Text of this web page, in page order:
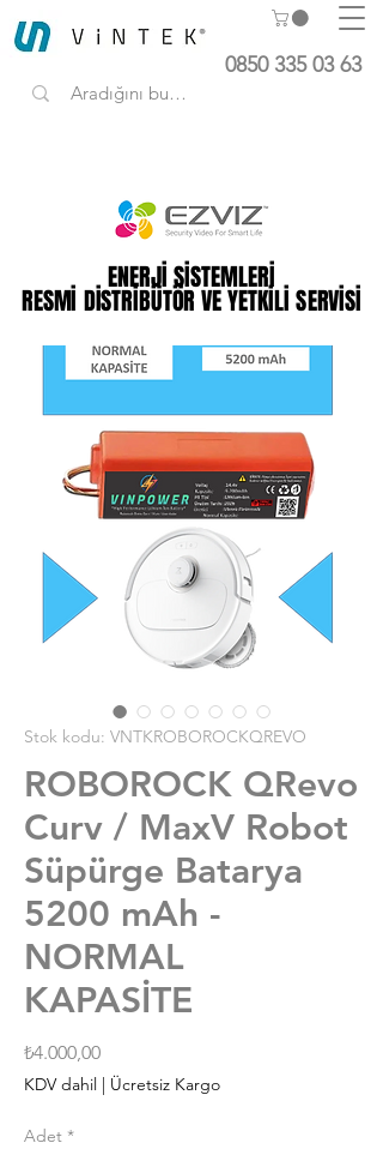
0850 335 03 63
ENERJİ SİSTEMLERİ
RESMİ DİSTRİBÜTÖR VE YETKİLİ SERVİSİ
ENERJİ SİSTEMLERİ
RESMİ DİSTRİBÜTÖR VE YETKİLİ SERVİSİ
Stok kodu: VNTKROBOROCKQREVO
ROBOROCK QRevo
Curv / MaxV Robot
Süpürge Batarya
5200 mAh -
NORMAL
KAPASİTE
₺4.000,00Fiyat
KDV dahil | Ücretsiz Kargo
Adet *